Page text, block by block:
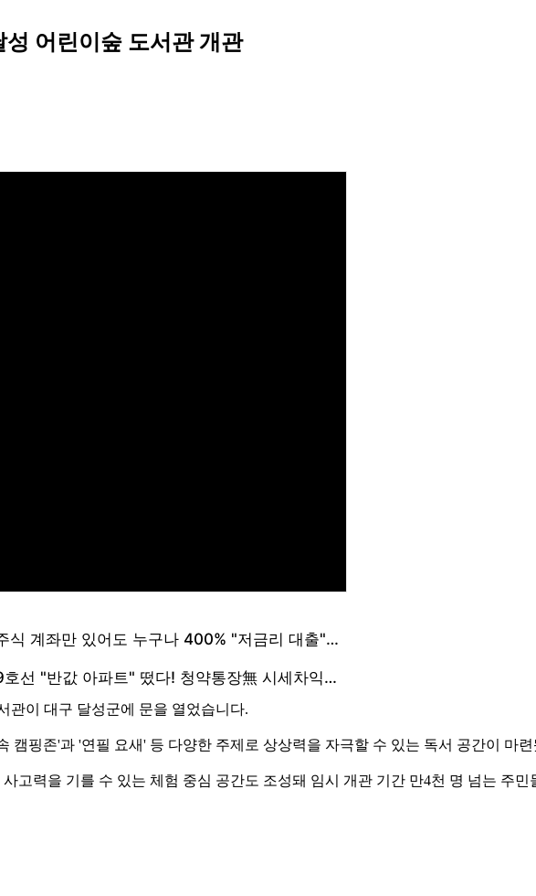
어린이숲 도서관 개관
관이 대구 달성군에 문을 열었습니다.
캠핑존'과 '연필 요새' 등 다양한 주제로 상상력을 자극할 수 있는 독서 공간이 마
고력을 기를 수 있는 체험 중심 공간도 조성돼 임시 개관 기간 만4천 명 넘는 주민